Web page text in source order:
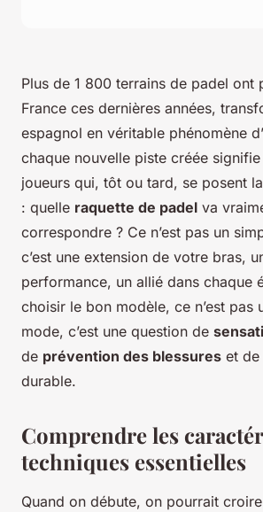
Plus de 1 800 terrains de padel ont
France ces dernières années,
espagnol en véritable phénomène
chaque nouvelle piste créée
joueurs qui, tôt ou tard, se posent
: quelle raquette de padel va
correspondre ? Ce n’est pas un
c’est une extension de votre bras,
performance, un allié dans chaque
choisir le bon modèle, ce n’est pas
mode, c’est une question de
de prévention des blessures et
durable.
Comprendre les
techniques essentielles
Quand on débute, on pourrait croire